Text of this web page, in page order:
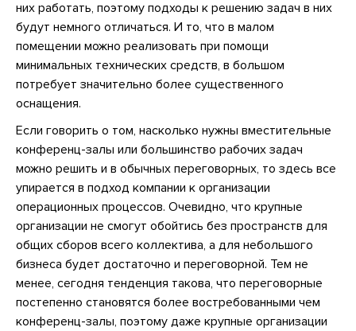
них работать, поэтому подходы к решению задач в них
будут немного отличаться. И то, что в малом
помещении можно реализовать при помощи
минимальных технических средств, в большом
потребует значительно более существенного
оснащения.
Если говорить о том, насколько нужны вместительные
конференц-залы или большинство рабочих задач
можно решить и в обычных переговорных, то здесь все
упирается в подход компании к организации
операционных процессов. Очевидно, что крупные
организации не смогут обойтись без пространств для
общих сборов всего коллектива, а для небольшого
бизнеса будет достаточно и переговорной. Тем не
менее, сегодня тенденция такова, что переговорные
постепенно становятся более востребованными чем
конференц-залы, поэтому даже крупные организации